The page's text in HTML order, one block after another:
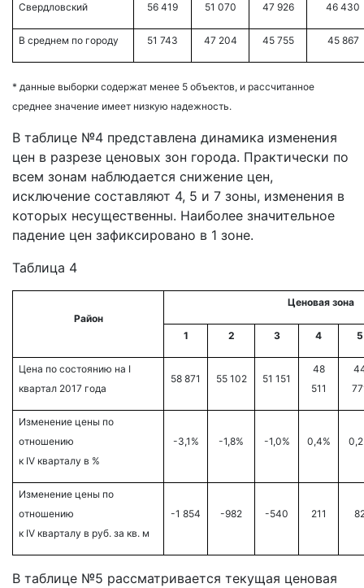
Свердловский 56 419 51 070 47 926 46 430
В среднем по городу 51 743 47 204 45 755 45 867
* данные выборки содержат менее 5 объектов, и рассчитанное
среднее значение имеет низкую надежность.
В таблице №4 представлена динамика изменения
цен в разрезе ценовых зон города. Практически по
всем зонам наблюдается снижение цен,
исключение составляют 4, 5 и 7 зоны, изменения в
которых несущественны. Наиболее значительное
падение цен зафиксировано в 1 зоне.
Таблица 4
Район
Ценовая зона
1 2 3 4 5
Цена по состоянию на I
квартал 2017 года
58 871 55 102 51 151
48
511
Изменение цены по
отношению
к IV кварталу в %
-3,1% -1,8% -1,0% 0,4%
Изменение цены по
отношению
к IV кварталу в руб. за кв. м
-1 854 -982 -540 211
В таблице №5 рассматривается текущая ценовая